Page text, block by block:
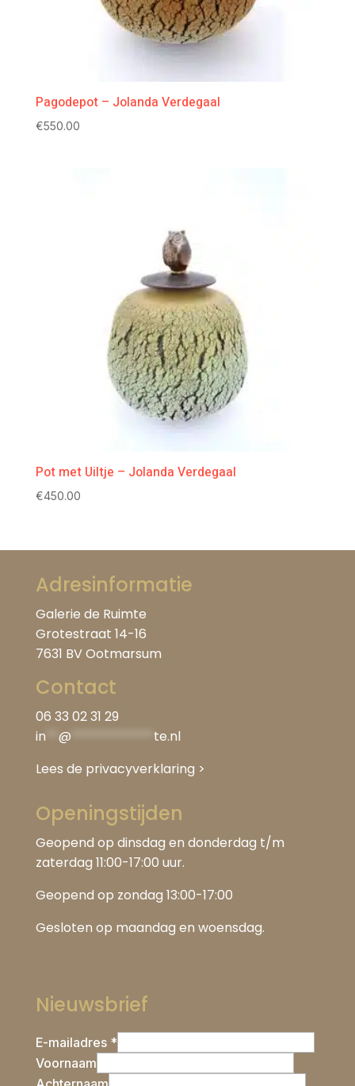
Pagodepot – Jolanda Verdegaal
€550.00
Pot met Uiltje – Jolanda Verdegaal
€450.00
Adresinformatie
Galerie de Ruimte
Grotestraat 14-16
7631 BV Ootmarsum
Contact
06 33 02 31 29
in** @
te.nl
Lees de privacyverklaring >
Openingstijden
Geopend op dinsdag en donderdag t/m
zaterdag 11:00-17:00 uur.
Geopend op zondag 13:00-17:00
Gesloten op maandag en woensdag.
Nieuwsbrief
E-mailadres *
Voornaam